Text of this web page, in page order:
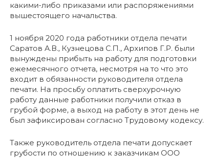
какими-либо приказами или распоряжениями
вышестоящего начальства.
1 ноября 2020 года работники отдела печати
Саратов А.В., Кузнецова С.П., Архипов Г.Р. были
вынуждены прибыть на работу для подготовки
ежемесячного отчета, несмотря на то что это
входит в обязанности руководителя отдела
печати. На просьбу оплатить сверхурочную
работу данные работники получили отказ в
грубой форме, а выход на работу в этот день не
был зафиксирован согласно Трудовому кодексу.
Также руководитель отдела печати допускает
грубости по отношению к заказчикам ООО